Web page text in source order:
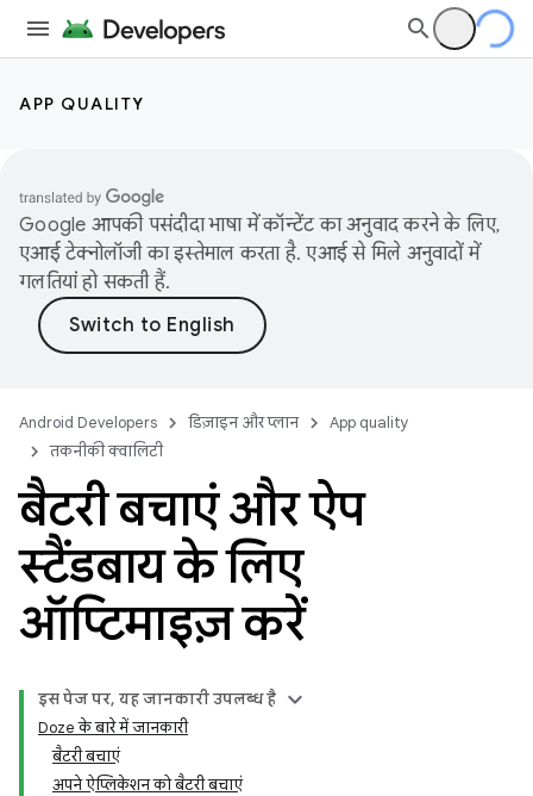
APP QUALITY
Google आपकी पसंदीदा भाषा में कॉन्टेंट का अनुवाद करने के लिए,
एआई टेक्नोलॉजी का इस्तेमाल करता है. एआई से मिले अनुवादों में
गलतियां हो सकती हैं.
Android Developers डिज़ाइन और प्लान
App quality
तकनीकी क्वालिटी
बैटरी बचाएं और ऐप
स्टैंडबाय के लिए
ऑप्टिमाइज़ करें
इस पेज पर, यह जानकारी उपलब्ध है
Doze के बारे में जानकारी
बैटरी बचाएं
अपने ऐप्लिकेशन को बैटरी बचाएं